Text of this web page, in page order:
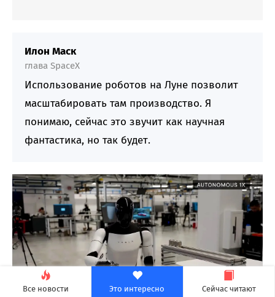
Все новости Это интересно Сейчас читают
Илон Маск
глава SpaceX
Использование роботов на Луне позволит
масштабировать там производство. Я
понимаю, сейчас это звучит как научная
фантастика, но так будет.